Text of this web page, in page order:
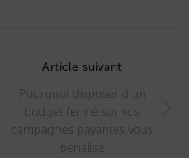
Article suivant
Pourquoi disposer d’un
budget fermé sur vos
campagnes payantes vous
pénalise